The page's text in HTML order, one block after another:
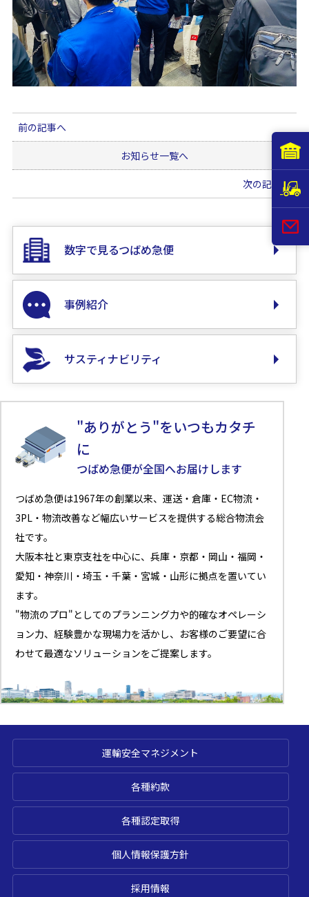
前の記事へ
お知らせ一覧へ
次の記事へ
数字で見るつばめ急便
事例紹介
サスティナビリティ
"ありがとう"をいつもカタチ
に
つばめ急便が全国へお届けします
つばめ急便は1967年の創業以来、運送・倉庫・EC物流・
3PL・物流改善など幅広いサービスを提供する総合物流会
社です。
大阪本社と東京支社を中心に、兵庫・京都・岡山・福岡・
愛知・神奈川・埼玉・千葉・宮城・山形に拠点を置いてい
ます。
"物流のプロ"としてのプランニング力や的確なオペレーシ
ョン力、経験豊かな現場力を活かし、お客様のご要望に合
わせて最適なソリューションをご提案します。
運輸安全マネジメント
各種約款
各種認定取得
個人情報保護方針
採用情報